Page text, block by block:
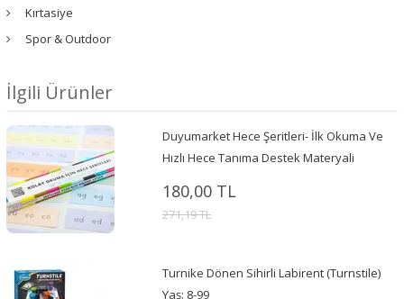
Kırtasiye
Spor & Outdoor
İlgili Ürünler
Duyumarket Hece Şeritleri- İlk Okuma Ve
Hızlı Hece Tanıma Destek Materyali
180,00 TL
271,19 TL
Turnike Dönen Sihirli Labirent (Turnstile)
Yaş: 8-99